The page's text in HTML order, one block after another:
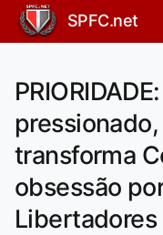
SPFC.net
transforma
obsessão
Libertadores